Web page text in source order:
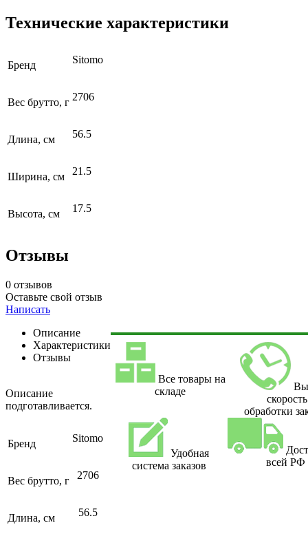
Технические характеристики
Бренд Sitomo
Вес брутто, г 2706
Длина, см 56.5
Ширина, см 21.5
Высота, см 17.5
Отзывы
0 отзывов
Оставьте свой отзыв
Написать
Описание
Характеристики
Отзывы
Описание
подготавливается.
Бренд Sitomo
Вес брутто, г 2706
Длина, см 56.5
Все товары на
складе
скорость
обработки
Удобная
система заказов
всей РФ